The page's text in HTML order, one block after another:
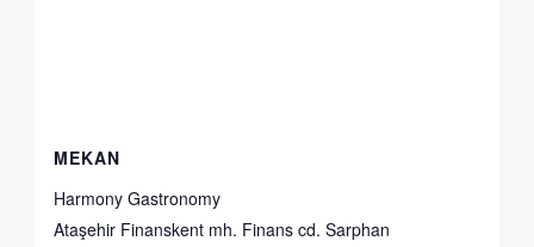
MEKAN
Harmony Gastronomy
Ataşehir Finanskent mh. Finans cd. Sarphan